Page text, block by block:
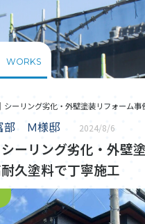
WORKS
シーリング劣化・外壁塗装リフォーム事
部 Ｍ様邸 2024/8/6
ーリング劣化・外壁
久塗料で丁寧施工